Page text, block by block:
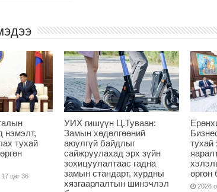
нэмэлт,
тухай
цаг 36
УИХ гишүүн Ц.Туваан:
Замын хөдөлгөөний
аюулгүй байдлыг
сайжруулахад эрх зүйн
зохицуулалтаас гадна
замын стандарт, хурдны
хязгаарлалтын шинэчлэл
тухай
өргөн
2026